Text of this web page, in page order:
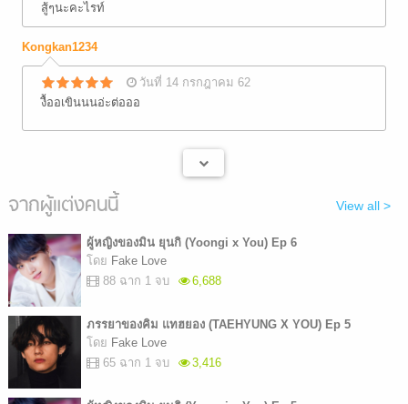
สู้ๆนะคะไรท์
Kongkan1234
วันที่ 14 กรกฎาคม 62
งื้ออเขินนนอ่ะต่อออ
จากผู้แต่งคนนี้ View all >
ผู้หญิงของมิน ยุนกิ (Yoongi x You) Ep 6
โดย Fake Love
88 ฉาก 1 จบ
6,688
ภรรยาของคิม แทฮยอง (TAEHYUNG X YOU) Ep 5
โดย Fake Love
65 ฉาก 1 จบ
3,416